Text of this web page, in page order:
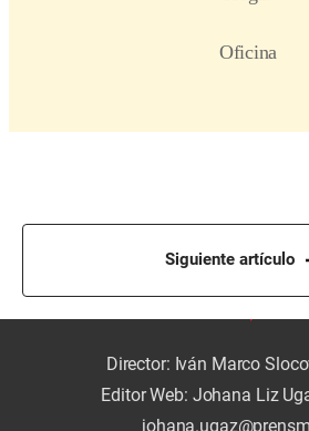
Siguiente artículo
Director: Iván Marco
Editor Web: Johana Liz